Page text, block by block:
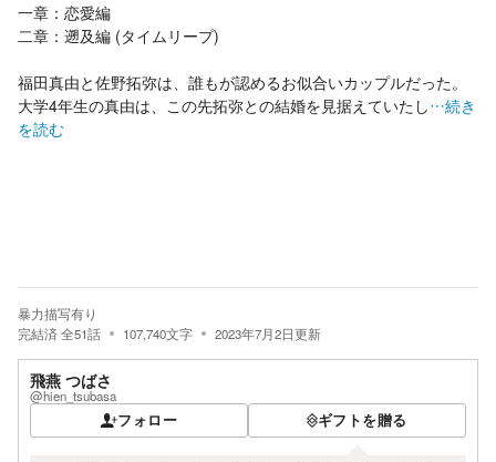
一章：恋愛編
二章：遡及編 (タイムリープ)
福田真由と佐野拓弥は、誰もが認めるお似合いカップルだった。
大学4年生の真由は、この先拓弥との結婚を見据えていたし…続き
を読む
暴力描写有り
完結済全51話 107,740文字 2023年7月2日更新
飛燕 つばさ
@hien_tsubasa
フォロー ギフトを贈る